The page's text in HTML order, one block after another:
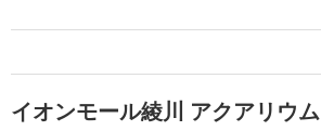
イオンモール綾川 アクアリウム